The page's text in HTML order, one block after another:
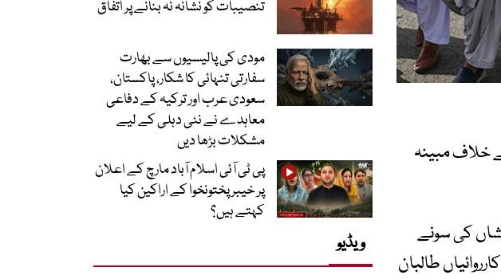
خلاف مبینہ
کی سونے
طالبان
تنصیبات کو نشانہ نہ بنانے پر اتفاق
مودی کی پالیسیوں سے بھارت
سفارتی تنہائی کا شکار، پاکستان،
سعودی عرب اور ترکیہ کے دفاعی
معاہدے نے نئی دہلی کے لیے
مشکلات بڑھا دیں
پی ٹی آئی اسلام آباد مارچ کے اعلان
پر خیبر پختونخوا کے اراکین کیا
کہتے ہیں؟
ویڈیو